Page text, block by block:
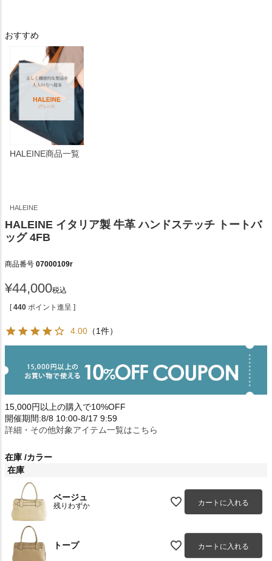
おすすめ
HALEINE商品一覧
HALEINE
HALEINE イタリア製 牛革 ハンドステッチ トートバ
ッグ 4FB
商品番号 07000109r
¥44,000税込
[ 440 ポイント進呈 ]
4.00 （1件）
15,000円以上の購入で10%OFF
開催期間:8/8 10:00-8/17 9:59
詳細・その他対象アイテム一覧はこちら
在庫 カラー
在庫
ベージュ
残りわずか カートに入れる
トープ カートに入れる